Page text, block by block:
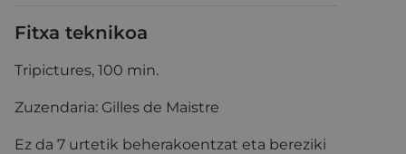
Fitxa teknikoa
Tripictures, 100 min.
Zuzendaria: Gilles de Maistre
Ez da 7 urtetik beherakoentzat eta bereziki